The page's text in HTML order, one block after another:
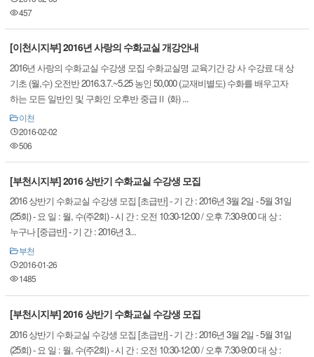
457
[이천시지부] 2016년 사랑의 수화교실 개강안내
2016년 사랑의 수화교실 수강생 모집 수화교실명 교육기간 강 사 수강료 대 상
기초 (월,수) 오전반 2016.3.7.~5.25 농인 50,000 (교재비별도) 수화를 배우고자
하는 모든 일반인 및 구화인 오후반 중급Ⅱ (화) ...
이천
2016-02-02
506
[부천시지부] 2016 상반기 수화교실 수강생 모집
2016 상반기 수화교실 수강생 모집 [초급반] - 기 간 : 2016년 3월 2일 - 5월 31일
(25회) - 요 일 : 월, 수(주2회) - 시 간 : 오전 10:30-12:00 / 오후 7:30-9:00 대 상 :
누구나 [중급반] - 기 간 : 2016년 3...
부천
2016-01-26
1485
[부천시지부] 2016 상반기 수화교실 수강생 모집
2016 상반기 수화교실 수강생 모집 [초급반] - 기 간 : 2016년 3월 2일 - 5월 31일
(25회) - 요 일 : 월, 수(주2회) - 시 간 : 오전 10:30-12:00 / 오후 7:30-9:00 대 상 :